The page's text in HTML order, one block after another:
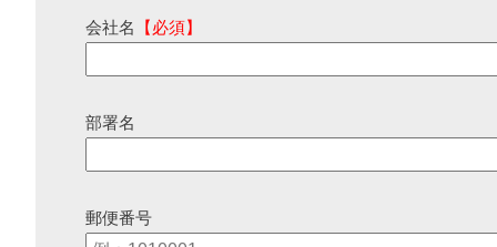
会社名 【必須】
部署名
郵便番号